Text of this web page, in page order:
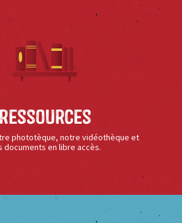
Ressources
phototèque, notre vidéothèque et
documents en libre accès.